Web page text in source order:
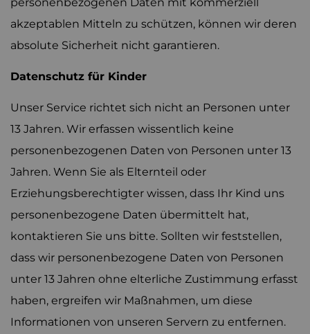
akzeptablen Mitteln zu schützen, können wir deren
absolute Sicherheit nicht garantieren.
Datenschutz für Kinder
Unser Service richtet sich nicht an Personen unter
13 Jahren. Wir erfassen wissentlich keine
personenbezogenen Daten von Personen unter 13
Jahren. Wenn Sie als Elternteil oder
Erziehungsberechtigter wissen, dass Ihr Kind uns
personenbezogene Daten übermittelt hat,
kontaktieren Sie uns bitte. Sollten wir feststellen,
dass wir personenbezogene Daten von Personen
unter 13 Jahren ohne elterliche Zustimmung erfasst
haben, ergreifen wir Maßnahmen, um diese
Informationen von unseren Servern zu entfernen.